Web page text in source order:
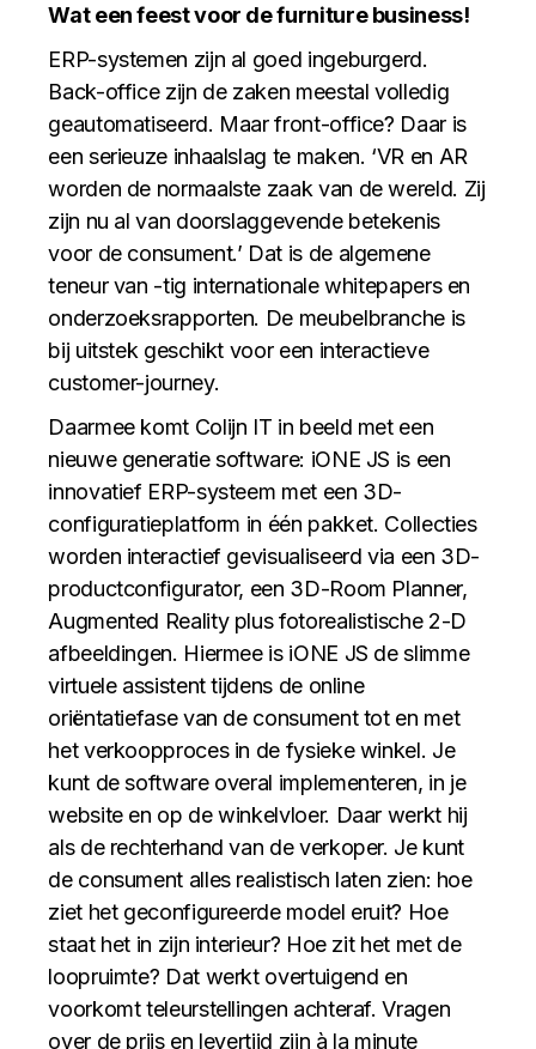
Wat een feest voor de furniture business!
ERP-systemen zijn al goed ingeburgerd.
Back-office zijn de zaken meestal volledig
geautomatiseerd. Maar front-office? Daar is
een serieuze inhaalslag te maken. ‘VR en AR
worden de normaalste zaak van de wereld. Zij
zijn nu al van doorslaggevende betekenis
voor de consument.’ Dat is de algemene
teneur van -tig internationale whitepapers en
onderzoeksrapporten. De meubelbranche is
bij uitstek geschikt voor een interactieve
customer-journey.
Daarmee komt Colijn IT in beeld met een
nieuwe generatie software: iONE JS is een
innovatief ERP-systeem met een 3D-
configuratieplatform in één pakket. Collecties
worden interactief gevisualiseerd via een 3D-
productconfigurator, een 3D-Room Planner,
Augmented Reality plus fotorealistische 2-D
afbeeldingen. Hiermee is iONE JS de slimme
virtuele assistent tijdens de online
oriëntatiefase van de consument tot en met
het verkoopproces in de fysieke winkel. Je
kunt de software overal implementeren, in je
website en op de winkelvloer. Daar werkt hij
als de rechterhand van de verkoper. Je kunt
de consument alles realistisch laten zien: hoe
ziet het geconfigureerde model eruit? Hoe
staat het in zijn interieur? Hoe zit het met de
loopruimte? Dat werkt overtuigend en
voorkomt teleurstellingen achteraf. Vragen
over de prijs en levertijd zijn à la minute